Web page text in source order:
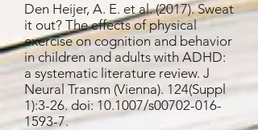
Den Heijer, A. E. et al. (2017). Sweat
it out? The effects of physical
exercise on cognition and behavior
in children and adults with ADHD:
a systematic literature review. J
Neural Transm (Vienna). 124(Suppl
1):3-26. doi: 10.1007/s00702-016-
1593-7.